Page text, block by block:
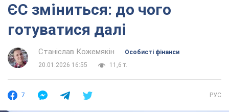
ЄС зміниться: до чого
готуватися далі
Станіслав Кожемякін
Особисті фінанси
20.01.2026 16:55
11,6 т.
7 РУС